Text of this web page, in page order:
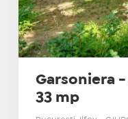
Garsoniera
33 mp